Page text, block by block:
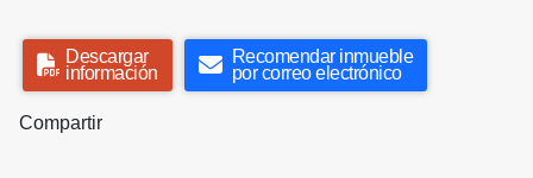
Descargar
información
Recomendar inmueble
por correo electrónico
Compartir